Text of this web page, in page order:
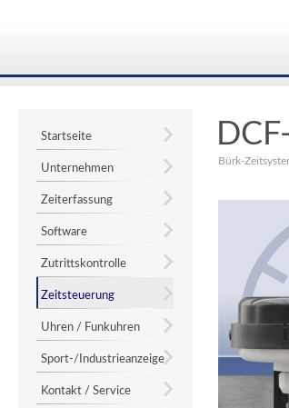
Startseite
Unternehmen
Zeiterfassung
Software
Zutrittskontrolle
Zeitsteuerung
Uhren / Funkuhren
Sport-/Industrieanzeige
Kontakt / Service
Bürk-